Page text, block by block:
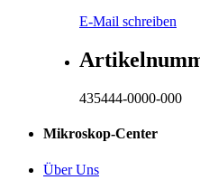
E-Mail schreiben
435444-0000-000
Mikroskop-Center
Über Uns